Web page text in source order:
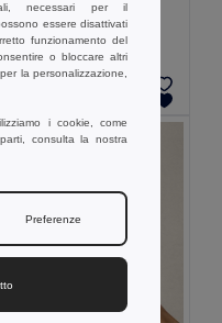
per matite in 600D
93614
+2 Colori
necessari per il
essere disattivati
funzionamento del
o bloccare altri
la personalizzazione,
i cookie, come
consulta la nostra
Preferenze